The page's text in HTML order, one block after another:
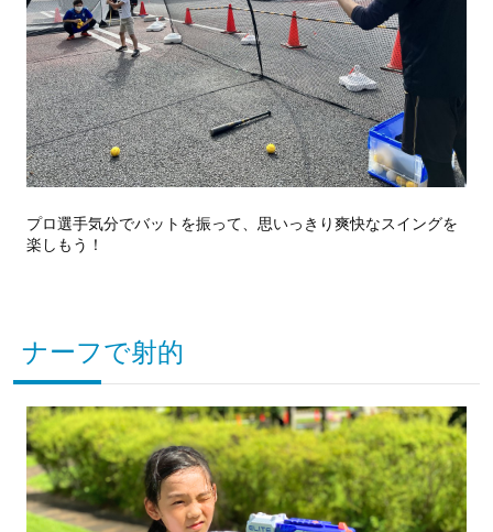
プロ選手気分でバットを振って、思いっきり爽快なスイングを
楽しもう！
ナーフで射的